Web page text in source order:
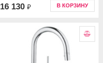
16 130 ₽ В КОРЗИНУ